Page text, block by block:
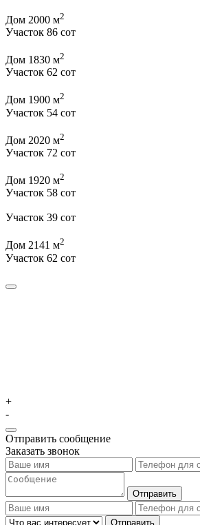
Дом 2000 м2
Участок 86 сот
Дом 1830 м2
Участок 62 сот
Дом 1900 м2
Участок 54 сот
Дом 2020 м2
Участок 72 сот
Дом 1920 м2
Участок 58 сот
Участок 39 сот
Дом 2141 м2
Участок 62 сот
+
-
Отправить сообщение
Заказать звонок